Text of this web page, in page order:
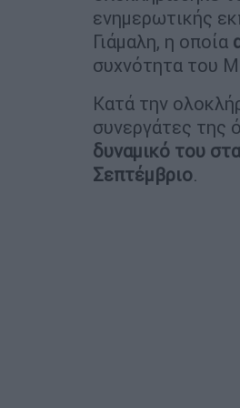
ενημερωτικής
Γιάμαλη, η οποία
συχνότητα του
Κατά την
συνεργάτες της
δυναμικό του
Σεπτέμβριο.